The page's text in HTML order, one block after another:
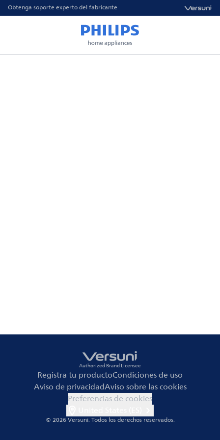
Obtenga soporte experto del fabricante
Authorized Brand Licensee
Registra tu productoCondiciones de uso
Aviso de privacidadAviso sobre las cookies
Preferencias de cookies
© 2026 Versuni.Todos los derechos reservados.